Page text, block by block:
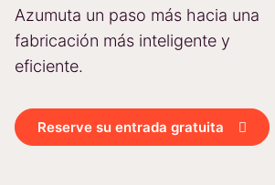
Azumuta un paso más hacia una
fabricación más inteligente y
eficiente.
Reserve su entrada gratuita